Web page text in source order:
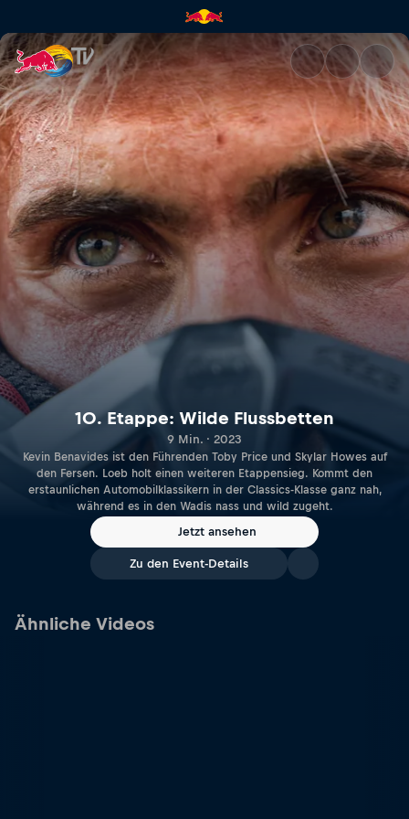
10. Etappe: Wilde
10. Etappe: Wilde Flussbetten
9 Min. · 2023
Kevin Benavides ist den Führenden Toby Price und Skylar Howes auf
den Fersen. Loeb holt einen weiteren Etappensieg. Kommt den
erstaunlichen Automobilklassikern in der Classics-Klasse ganz nah,
während es in den Wadis nass und wild zugeht.
Jetzt ansehen
Zu den Event-Details
Ähnliche Videos